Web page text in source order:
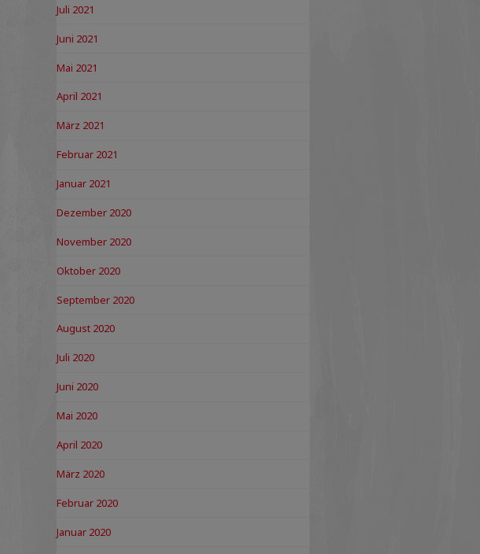
Juli 2021
Juni 2021
Mai 2021
April 2021
März 2021
Februar 2021
Januar 2021
Dezember 2020
November 2020
Oktober 2020
September 2020
August 2020
Juli 2020
Juni 2020
Mai 2020
April 2020
März 2020
Februar 2020
Januar 2020